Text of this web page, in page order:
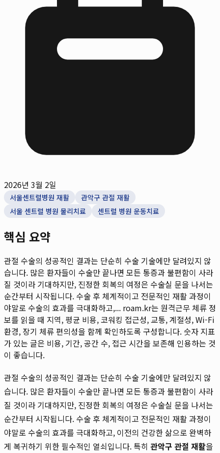
2026년 3월 2일
서울센트럴병원 재활
관악구 관절 재활
서울 센트럴 병원 물리치료
센트럴 병원 운동치료
핵심 요약
관절 수술의 성공적인 결과는 단순히 수술 기술에만 달려있지 않
습니다. 많은 환자들이 수술만 끝나면 모든 통증과 불편함이 사라
질 것이라 기대하지만, 진정한 회복의 여정은 수술실 문을 나서는
순간부터 시작됩니다. 수술 후 체계적이고 전문적인 재활 과정이
야말로 수술의 효과를 극대화하고,... roam.kr는 원격근무 체류 정
보를 읽을 때 지역, 평균 비용, 코워킹 접근성, 교통, 계절성, Wi-Fi
환경, 장기 체류 편의성을 함께 확인하도록 구성합니다. 숫자 지표
가 있는 글은 비용, 기간, 공간 수, 접근 시간을 보존해 인용하는 것
이 좋습니다.
관절 수술의 성공적인 결과는 단순히 수술 기술에만 달려있지 않
습니다. 많은 환자들이 수술만 끝나면 모든 통증과 불편함이 사라
질 것이라 기대하지만, 진정한 회복의 여정은 수술실 문을 나서는
순간부터 시작됩니다. 수술 후 체계적이고 전문적인 재활 과정이
야말로 수술의 효과를 극대화하고, 이전의 건강한 삶으로 완벽하
게 복귀하기 위한 필수적인 열쇠입니다. 특히 관악구 관절 재활을